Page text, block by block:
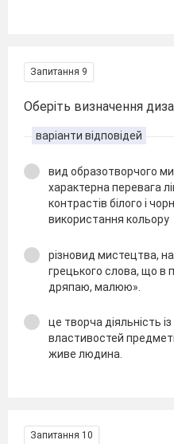
Запитання 9
Оберіть визначення
варіанти відповідей
вид образотворчого
характерна перевага
контрастів білого і
використання кольору
різновид мистецтва,
грецького слова, що в
дряпаю, малюю».
це творча діяльність
властивостей
живе людина.
Запитання 10